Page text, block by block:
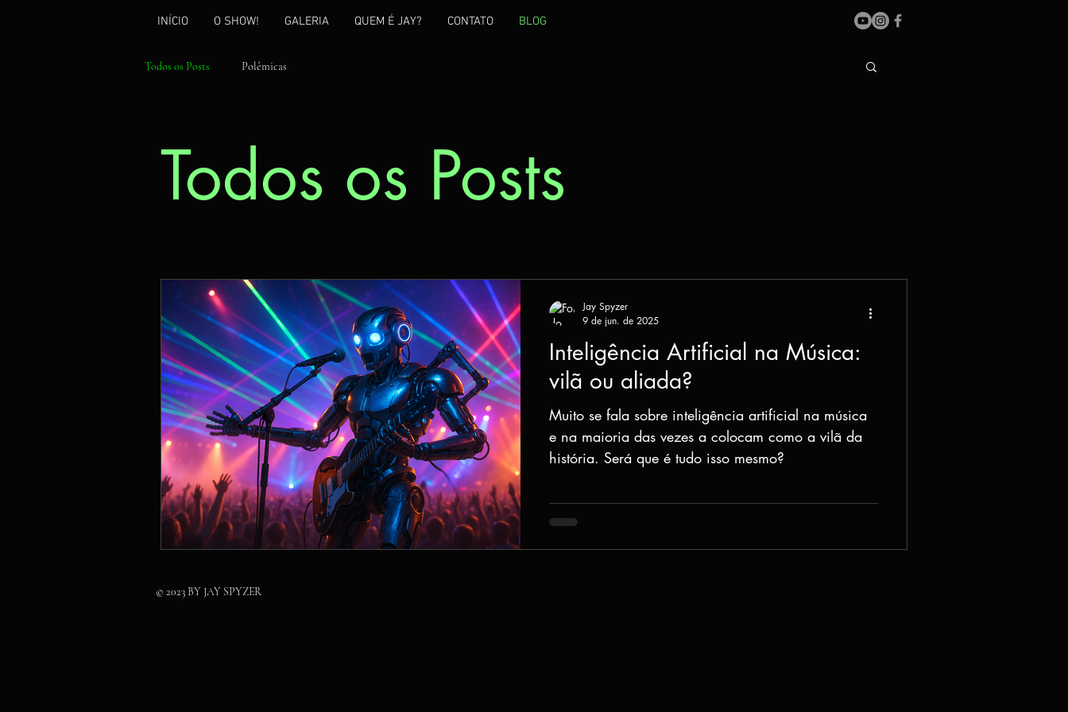
INÍCIO O SHOW! GALERIA QUEM É JAY? CONTATO BLOG
Todos os Posts Polêmicas
Todos os Posts
Inteligência Artificial na Música:
vilã ou aliada?
Muito se fala sobre inteligência artificial na música
e na maioria das vezes a colocam como a vilã da
história. Será que é tudo isso mesmo?
Jay Spyzer
9 de jun. de 2025
© 2023 BY JAY SPYZER